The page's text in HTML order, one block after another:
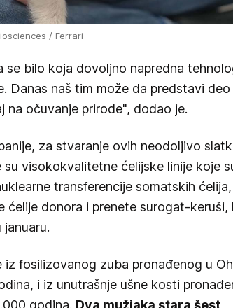
/ Ferrari
se bilo koja dovoljno napredna
Danas naš tim može da predstavi
na očuvanje prirode", dodao je.
za stvaranje ovih neodoljivo
su visokokvalitetne ćelijske linije koje
transferencije somatskih ćelija,
ćelije donora i prenete surogat-keruši,
iz fosilizovanog zuba pronađenog u
i iz unutrašnje ušne kosti
godina. Dva mužjaka stara šest